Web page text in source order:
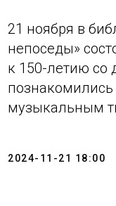
21 ноября в
непоседы»
к 150-летию со
музыкальным
2024-11-21 18:00